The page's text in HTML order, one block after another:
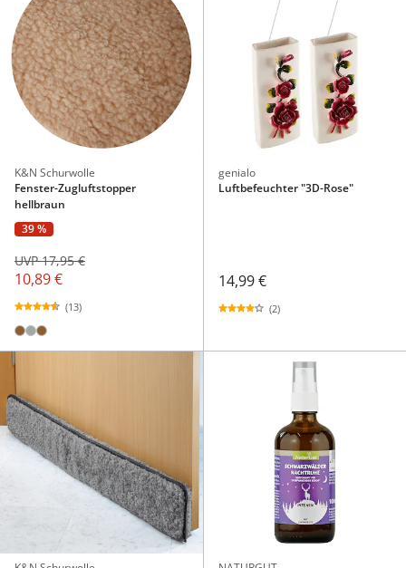
K&N Schurwolle
Fenster-Zugluftstopper
hellbraun
39 %
10,89 €
UVP 17,95 €
(13)
genialo
Luftbefeuchter "3D-Rose"
14,99 €
(2)